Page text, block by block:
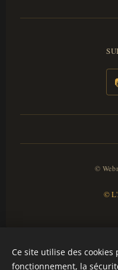
©
©
Ce site utilise des
fonctionnement, la